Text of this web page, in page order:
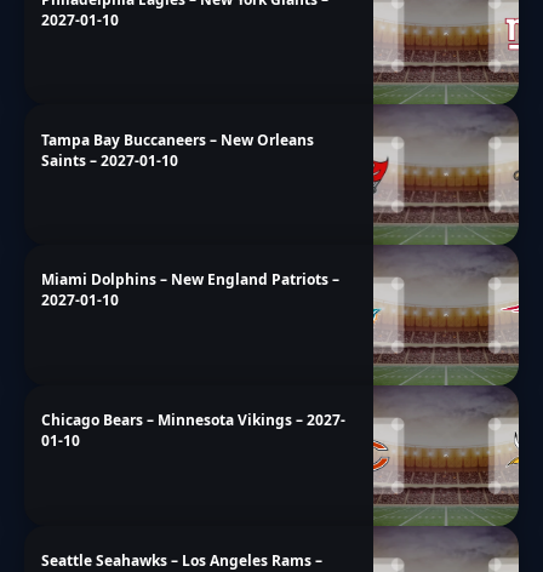
2027-01-10
Tampa Bay Buccaneers – New Orleans
Saints – 2027-01-10
Miami Dolphins – New England Patriots –
2027-01-10
Chicago Bears – Minnesota Vikings – 2027-
01-10
Seattle Seahawks – Los Angeles Rams –